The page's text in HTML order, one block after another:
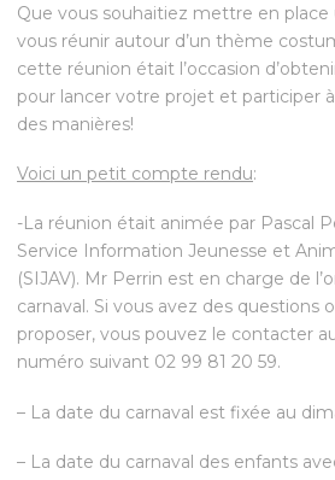
Que vous souhaitiez mettre en place
vous réunir autour d’un thème
cette réunion était l’occasion
pour lancer votre projet et participer
des manières!
Voici un petit compte rendu:
-La réunion était animée par Pascal
Service Information Jeunesse et
(SIJAV). Mr Perrin est en charge de
carnaval. Si vous avez des questions
proposer, vous pouvez le contacter
numéro suivant 02 99 81 20 59.
– La date du carnaval est fixée au
– La date du carnaval des enfants